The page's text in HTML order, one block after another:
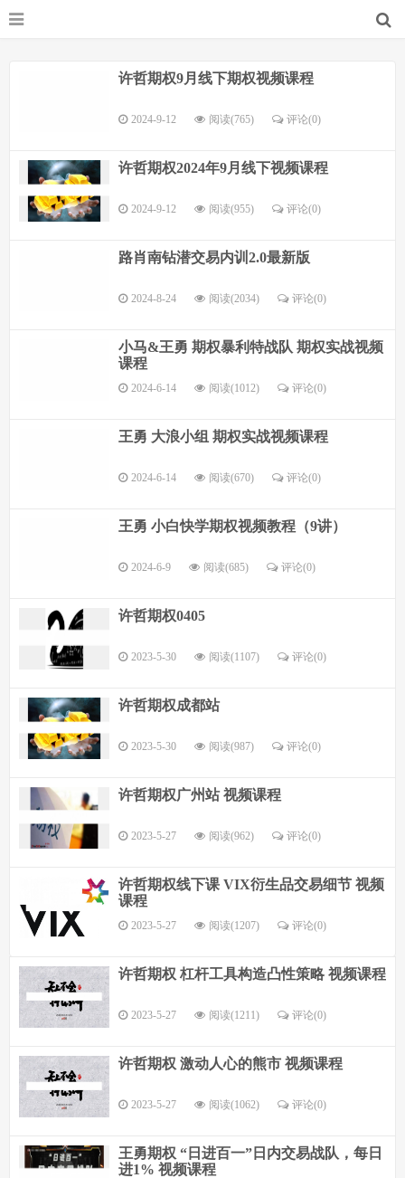
许哲期权9月线下期权视频课程
2024-9-12 阅读(765) 评论(0)
许哲期权2024年9月线下视频课程
2024-9-12 阅读(955) 评论(0)
路肖南钻潜交易内训2.0最新版
2024-8-24 阅读(2034) 评论(0)
小马&王勇 期权暴利特战队 期权实战视频
课程
2024-6-14 阅读(1012) 评论(0)
王勇 大浪小组 期权实战视频课程
2024-6-14 阅读(670) 评论(0)
王勇 小白快学期权视频教程（9讲）
2024-6-9 阅读(685) 评论(0)
许哲期权0405
2023-5-30 阅读(1107) 评论(0)
许哲期权成都站
2023-5-30 阅读(987) 评论(0)
许哲期权广州站 视频课程
2023-5-27 阅读(962) 评论(0)
许哲期权线下课 VIX衍生品交易细节 视频
课程
2023-5-27 阅读(1207) 评论(0)
许哲期权 杠杆工具构造凸性策略 视频课程
2023-5-27 阅读(1211) 评论(0)
许哲期权 激动人心的熊市 视频课程
2023-5-27 阅读(1062) 评论(0)
王勇期权 “日进百一”日内交易战队，每日
进1% 视频课程